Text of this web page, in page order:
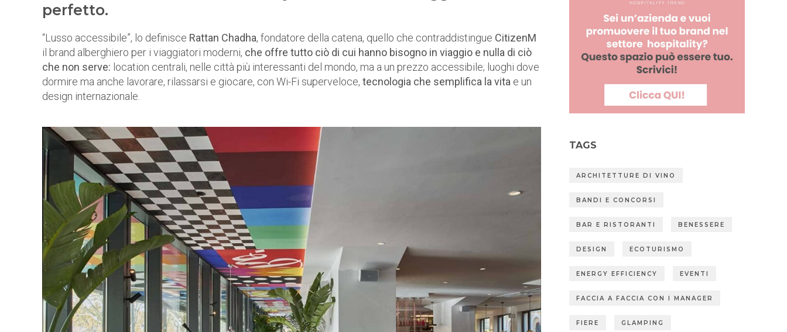
perfetto.
“Lusso accessibile”, lo definisce Rattan Chadha, fondatore della catena, quello che contraddistingue CitizenM
il brand alberghiero per i viaggiatori moderni, che offre tutto ciò di cui hanno bisogno in viaggio e nulla di ciò
che non serve: location centrali, nelle città più interessanti del mondo, ma a un prezzo accessibile; luoghi dove
dormire ma anche lavorare, rilassarsi e giocare, con Wi-Fi superveloce, tecnologia che semplifica la vita e un
design internazionale.
TAGS
ARCHITETTURE DI VINO
BANDI E CONCORSI
BAR E RISTORANTI BENESSERE
DESIGN ECOTURISMO
ENERGY EFFICIENCY EVENTI
FACCIA A FACCIA CON I MANAGER
FIERE GLAMPING